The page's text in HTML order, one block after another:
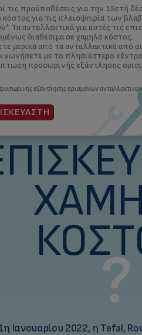
τις προϋποθέσεις για την 15ετή
κόστος για τις πλειοψηφία των
Τα ανταλλακτικά για αυτές τις
διαθέσιμα σε χαμηλό κόστος.
μερικά από τα ανταλλακτικά από
με το πλησιέστερο
προσωρινής εξάντλησης
εξάντλησης ορισμένων
?
Ιανουαρίου 2022, η Tefal,